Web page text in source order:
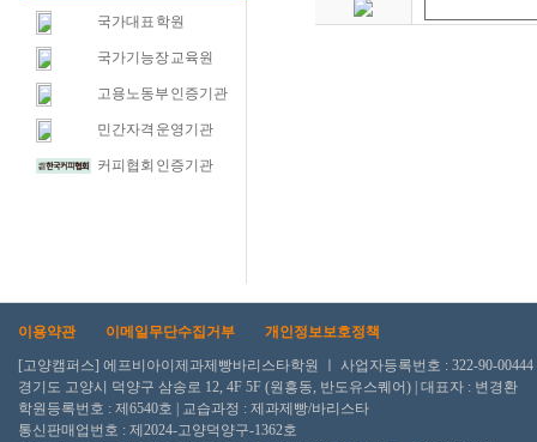
국가대표 학원
국가기능장 교육원
고용노동부 인증기관
민간자격 운영기관
커피협회 인증기관
이용약관 이메일무단수집거부
개인정보보호정책
[고양캠퍼스] 에프비아이제과제빵바리스타학원 ㅣ 사업자등록번호 : 322-90-00444
경기도 고양시 덕양구 삼송로 12, 4F 5F (원흥동, 반도유스퀘어) | 대표자 : 변경환
학원등록번호 : 제6540호 | 교습과정 : 제과제빵/바리스타
통신판매업번호 : 제2024-고양덕양구-1362호